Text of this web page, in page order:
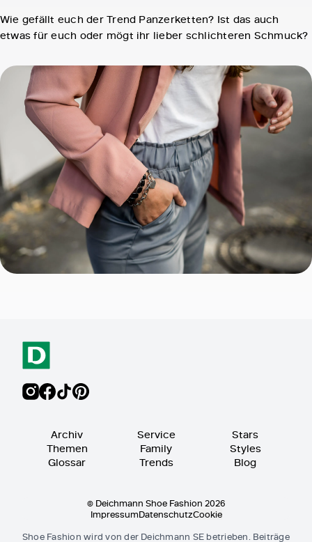
Wie gefällt euch der Trend Panzerketten? Ist das auch
etwas für euch oder mögt ihr lieber schlichteren Schmuck?
Archiv
Themen
Glossar
Service
Family
Trends
Stars
Styles
Blog
© Deichmann Shoe Fashion 2026
ImpressumDatenschutzCookie
Shoe Fashion wird von der Deichmann SE betrieben. Beiträge